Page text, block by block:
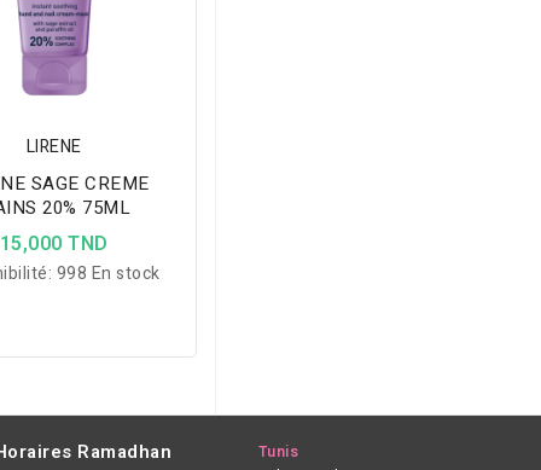
LIRENE
SAGE CREME
20% 75ML
15,000 TND
998 En stock
Ramadhan
Tunis